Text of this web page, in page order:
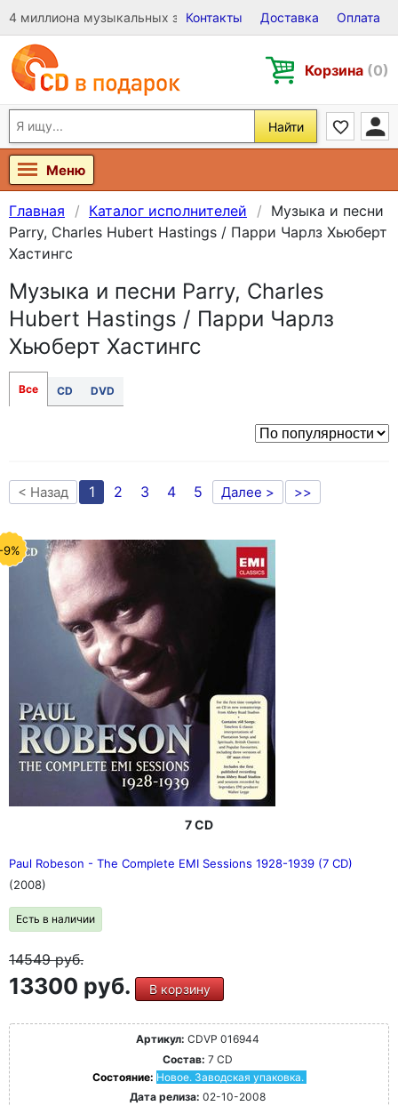
4 миллиона музыкальных записей на Виниле, CD и DVD
Контакты Доставка Оплата
Корзина (0)
Найти
Меню
Главная Каталог исполнителей
Музыка и песни
Parry, Charles Hubert Hastings / Парри Чарлз Хьюберт
Хастингс
Музыка и песни Parry, Charles
Hubert Hastings / Парри Чарлз
Хьюберт Хастингс
Все CD DVD
< Назад 1 2 3 4 5 Далее > >>
9%
7 CD
Paul Robeson - The Complete EMI Sessions 1928-1939 (7 CD)
(2008)
Есть в наличии
14549руб.
13300 руб. В корзину
Артикул: CDVP 016944
Состав: 7 CD
Состояние: Новое. Заводская упаковка.
Дата релиза: 02-10-2008